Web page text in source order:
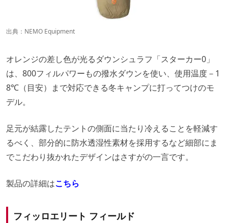
出典： NEMO Equipment
オレンジの差し色が光るダウンシュラフ「スターカー0」
は、800フィルパワーもの撥水ダウンを使い、使用温度－1
8℃（目安）まで対応できる冬キャンプに打ってつけのモ
デル。
足元が結露したテントの側面に当たり冷えることを軽減す
るべく、部分的に防水透湿性素材を採用するなど細部にま
でこだわり抜かれたデザインはさすがの一言です。
製品の詳細はこちら
フィッロエリート フィールド